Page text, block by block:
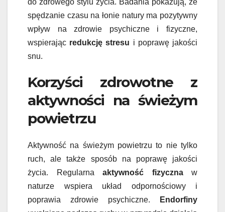
do zdrowego stylu życia. Badania pokazują, że
spędzanie czasu na łonie natury ma pozytywny
wpływ na zdrowie psychiczne i fizyczne,
wspierając redukcję stresu i poprawę jakości
snu.
Korzyści zdrowotne z
aktywności na świeżym
powietrzu
Aktywność na świeżym powietrzu to nie tylko
ruch, ale także sposób na poprawę jakości
życia. Regularna aktywność fizycznaw
naturze wspiera układ odpornościowy i
poprawia zdrowie psychiczne.
Endorfiny